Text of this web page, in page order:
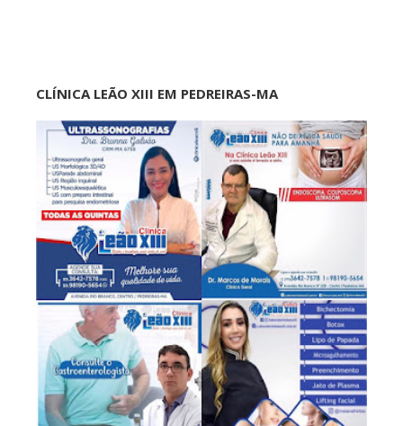
CLÍNICA LEÃO XIII EM PEDREIRAS-MA